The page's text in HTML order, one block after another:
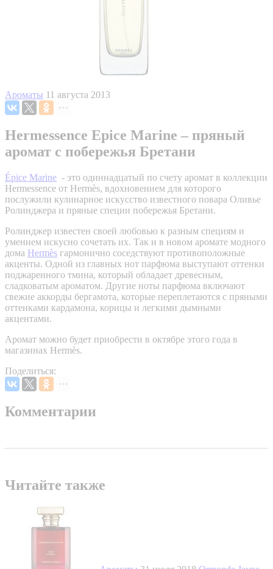
Ароматы 11 августа 2013
Hermessence Epice Marine – пряный
аромат с побережья Бретани
Épice Marine - это одиннадцатый по счету аромат в коллекции
Hermessence от Hermès, вдохновением для которого
послужили кулинарное искусство известного повара Оливье
Ролинджера и пряные специи побережья Бретани.
Ролинджер известен своей любовью к разным специям и
умением искусно сочетать их. Так и в новом аромате модного
дома Hermès гармонично соседствуют противоположные
акценты. Одной из главных нот парфюма выступают оттенки
поджаренного тмина, который обладает древесным,
сладковатым ароматом. Другие ноты парфюма включают
свежие аккорды бергамота, которые переплетаются с пряными
оттенками кардамона, корицы и легкими дымными
акцентами.
Аромат можно будет приобрести в октябре этого года в
магазинах Hermès.
Поделиться:
Комментарии
Читайте также